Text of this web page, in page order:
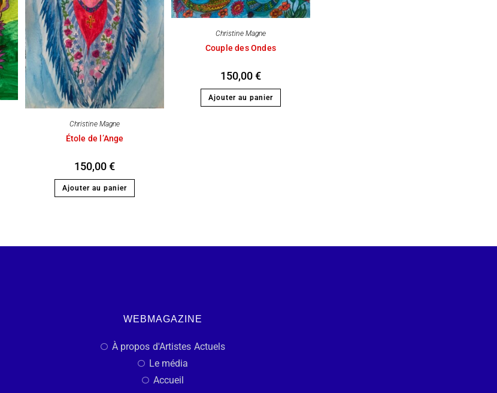
Christine Magne
Étole de l’Ange
150,00€
Ajouter au panier
Christine Magne
Couple des Ondes
150,00€
Ajouter au panier
WEBMAGAZINE
À propos d'Artistes Actuels
Le média
Accueil